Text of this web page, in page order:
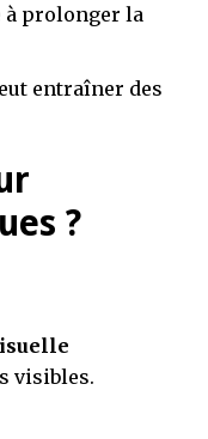
à prolonger la
entraîner des
?
visibles.